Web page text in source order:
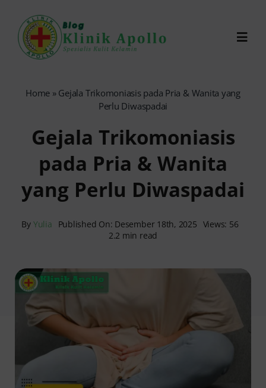
content
Reservasi Online
Search
Home » Gejala Trikomoniasis pada Pria & Wanita yang
Perlu Diwaspadai
Gejala Trikomoniasis
pada Pria & Wanita
yang Perlu Diwaspadai
By Yulia Published On: Desember 18th, 2025 Views: 56
2.2 min read